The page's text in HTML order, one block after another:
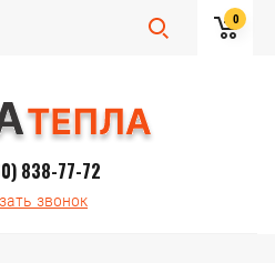
0
838-77-72
звонок